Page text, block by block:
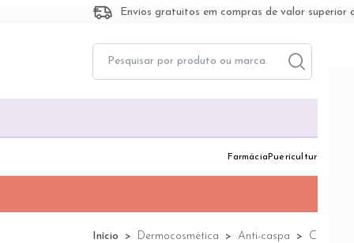
Envios gratuitos em compras de valor
FarmáciaToggle
Puericultura
Início Dermocosmética Anti-caspa Cabelo